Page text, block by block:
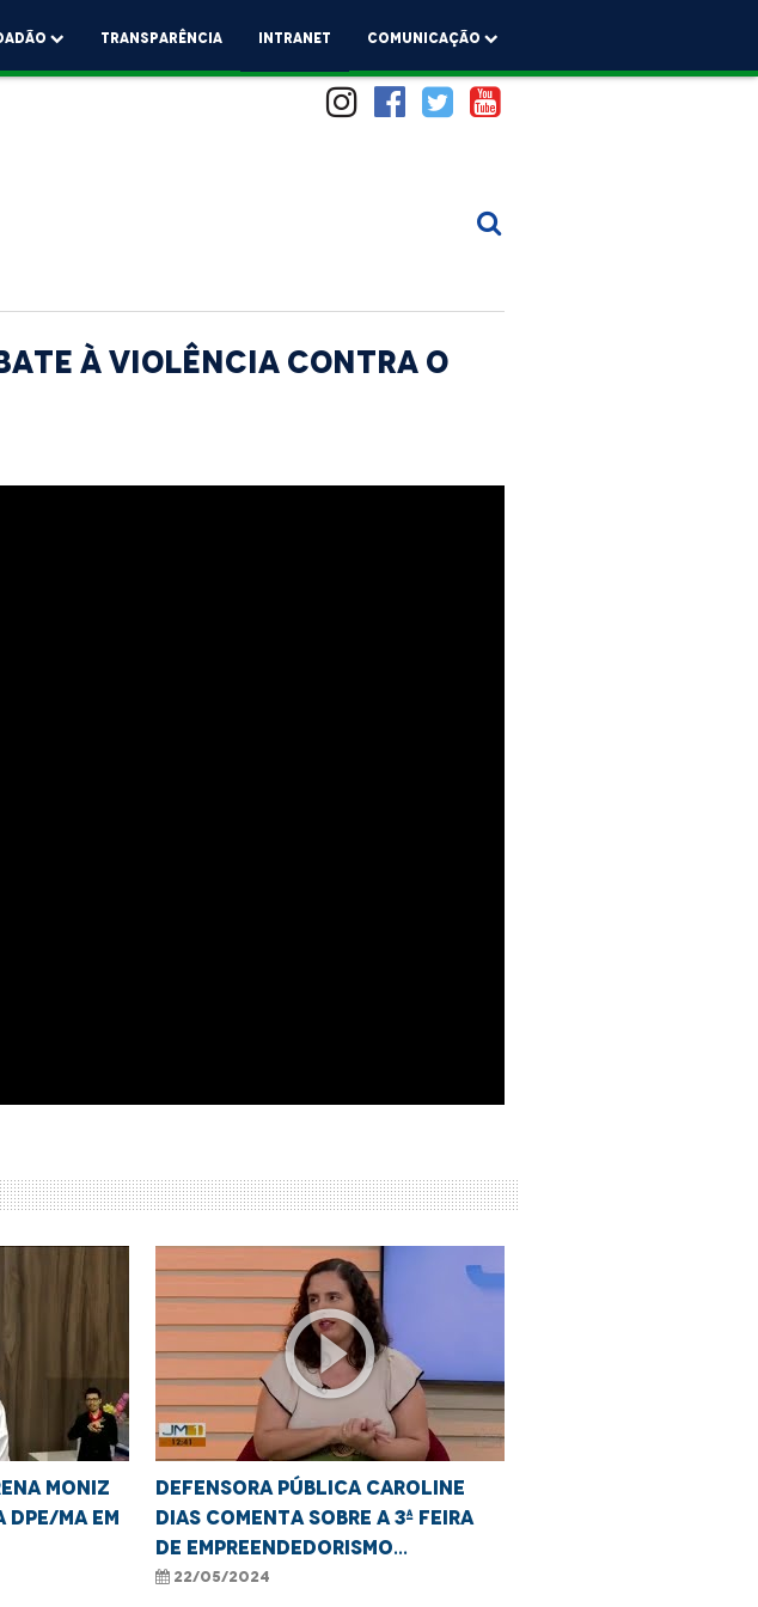
Transparência Intranet comunicação
à Violência Contra o
Moniz
MA em
play_circle_outline
Defensora pública Caroline
Dias comenta sobre a 3ª Feira
de Empreendedorismo
LGBTQIAPN+ em Imperatriz
22/05/2024